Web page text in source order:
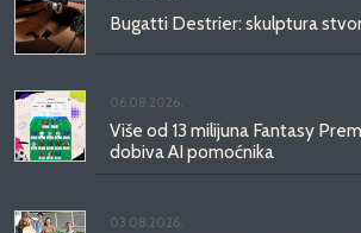
Bugatti Destrier: skulptura
06.08.2026.
Više od 13 milijuna Fantasy
dobiva AI pomoćnika
03.08.2026.